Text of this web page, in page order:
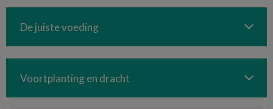
De juiste voeding
Voortplanting en dracht